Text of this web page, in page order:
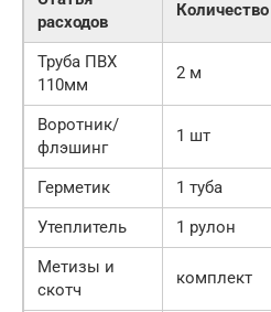
расходов
Количество
Труба ПВХ
110мм
2 м
Воротник/
флэшинг
1 шт
Герметик 1 туба
Утеплитель
1 рулон
Метизы и
скотч
комплект